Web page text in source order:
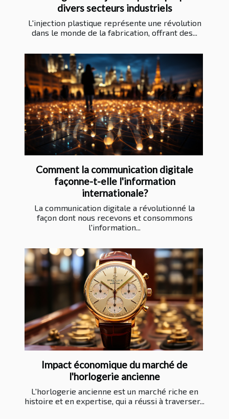
divers secteurs industriels
L'injection plastique représente une révolution
dans le monde de la fabrication, offrant des...
Comment la communication digitale
façonne-t-elle l'information
internationale?
La communication digitale a révolutionné la
façon dont nous recevons et consommons
l'information...
Impact économique du marché de
l'horlogerie ancienne
L'horlogerie ancienne est un marché riche en
histoire et en expertise, qui a réussi à traverser...